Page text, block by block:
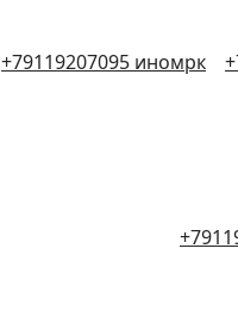
+79119207095 иномрк